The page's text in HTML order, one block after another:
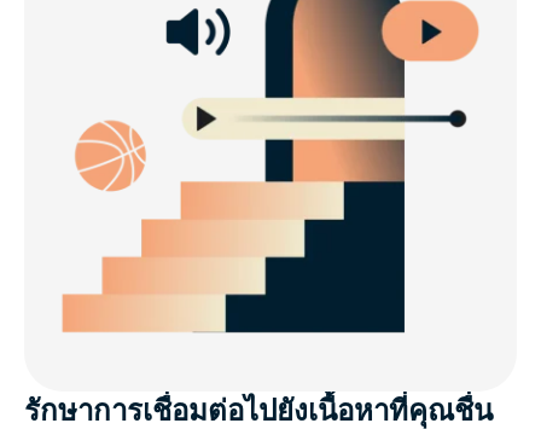
รักษาการเชื่อมต่อไปยังเนื้อหาที่คุณชื่น